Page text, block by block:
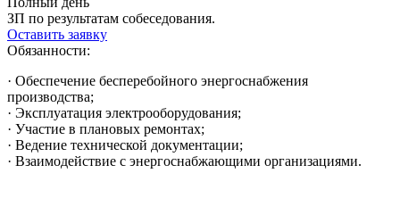
ЗП по результатам собеседования.
Оставить заявку
Обязанности:
· Обеспечение бесперебойного энергоснабжения
производства;
· Эксплуатация электрооборудования;
· Участие в плановых ремонтах;
· Ведение технической документации;
· Взаимодействие с энергоснабжающими организациями.